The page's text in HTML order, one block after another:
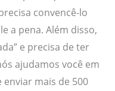
convencê-lo
a pena. Além disso,
e precisa de ter
ajudamos você em
mais de 500